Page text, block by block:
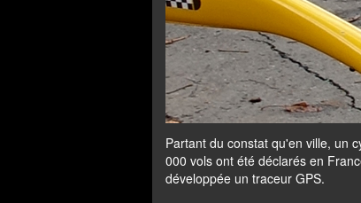
Partant du constat qu'en ville, un
000 vols ont été déclarés en
développée un traceur GPS.